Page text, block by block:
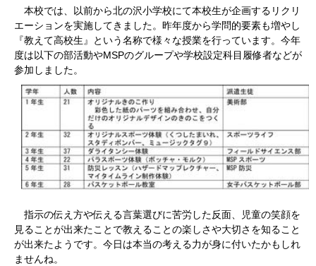
本校では、以前から北の沢小学校にて本校生が企画するリクリ
エーションを実施してきました。昨年度から学問的要素も増やし
『教えて高校生』という名称で様々な授業を行っています。今年
度は以下の部活動やMSPのグループや学校設定科目履修者などが
参加しました。
指示の伝え方や伝える言葉選びに苦労した反面、児童の笑顔を
見ることが出来たことで教えることの楽しさや大切さを知ること
が出来たようです。今日は本当の考える力が身に付いたかもしれ
ませんね。